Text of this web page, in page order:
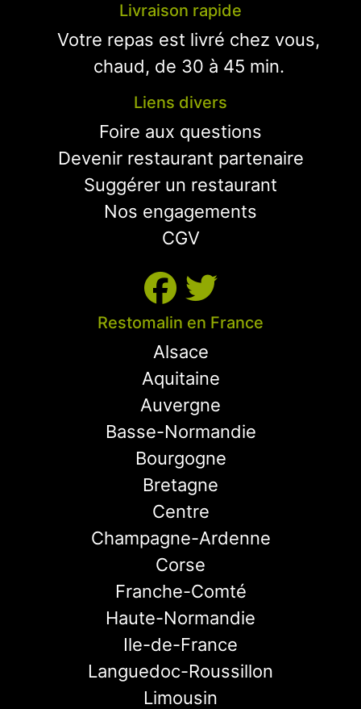
Livraison rapide
Votre repas est livré chez vous,
chaud, de 30 à 45 min.
Liens divers
Foire aux questions
Devenir restaurant partenaire
Suggérer un restaurant
Nos engagements
CGV
Restomalin en France
Alsace
Aquitaine
Auvergne
Basse-Normandie
Bourgogne
Bretagne
Centre
Champagne-Ardenne
Corse
Franche-Comté
Haute-Normandie
Ile-de-France
Languedoc-Roussillon
Limousin